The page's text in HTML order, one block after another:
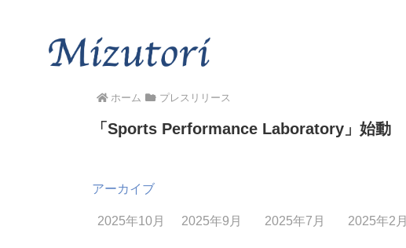
ホーム プレスリリース
「Sports Performance Laboratory」始動
アーカイブ
2025年10月 2025年9月 2025年7月 2025年2月